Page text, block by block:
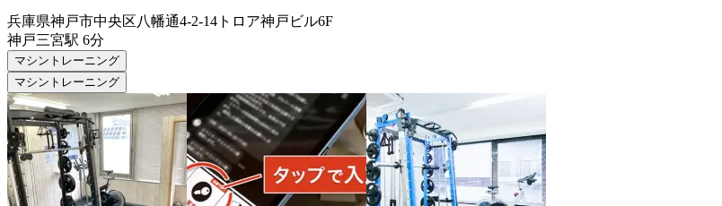
兵庫県神戸市中央区八幡通4-2-14トロア神戸ビル6F
神戸三宮駅 6分
マシントレーニング
マシントレーニング